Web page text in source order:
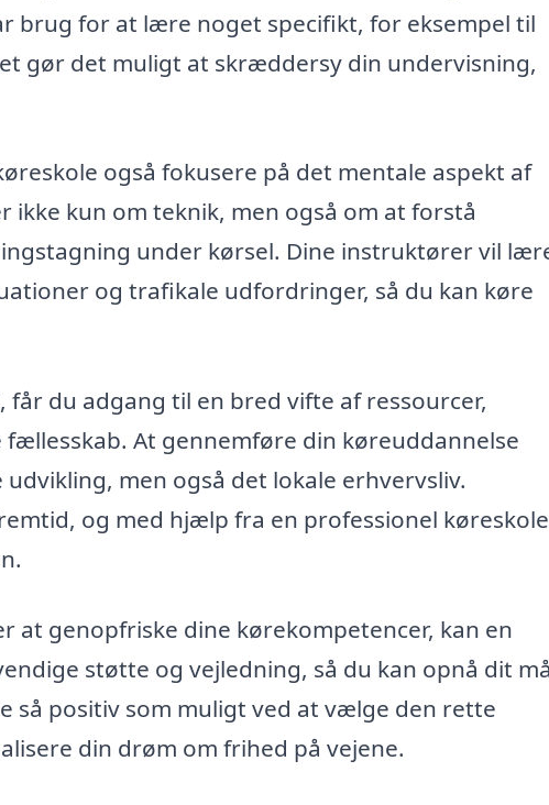
brug for at lære noget specifikt, for eksempel til
gør det muligt at skræddersy din undervisning,
også fokusere på det mentale aspekt af
ikke kun om teknik, men også om at forstå
under kørsel. Dine instruktører vil
og trafikale udfordringer, så du kan køre
du adgang til en bred vifte af ressourcer,
At gennemføre din køreuddannelse
men også det lokale erhvervsliv.
og med hjælp fra en professionel køreskole
at genopfriske dine kørekompetencer, kan en
støtte og vejledning, så du kan opnå dit
så positiv som muligt ved at vælge den rette
din drøm om frihed på vejene.